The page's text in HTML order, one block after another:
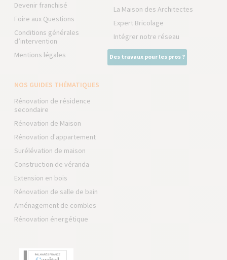
Devenir franchisé
Foire aux Questions
Conditions générales
d’intervention
Mentions légales
La Maison des Architectes
Expert Bricolage
Intégrer notre réseau
Des travaux pour les pros ?
NOS GUIDES THÉMATIQUES
Rénovation de résidence
secondaire
Rénovation de Maison
Rénovation d'appartement
Surélévation de maison
Construction de véranda
Extension en bois
Rénovation de salle de bain
Aménagement de combles
Rénovation énergétique